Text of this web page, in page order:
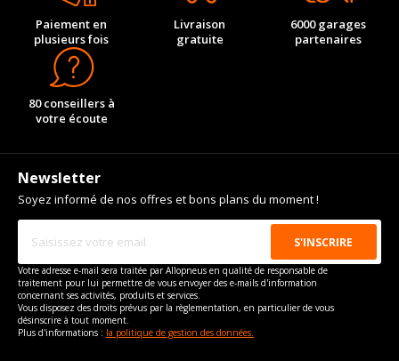
Paiement en
plusieurs fois
Livraison
gratuite
6000 garages
partenaires
80 conseillers à
votre écoute
Newsletter
Soyez informé de nos offres et bons plans du moment !
Votre adresse e-mail sera traitée par Allopneus en qualité de responsable de
traitement pour lui permettre de vous envoyer des e-mails d'information
concernant ses activités, produits et services.
Vous disposez des droits prévus par la règlementation, en particulier de vous
désinscrire à tout moment.
Plus d'informations : la politique de gestion des données.